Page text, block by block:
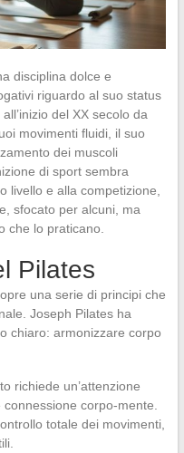
disciplina dolce e
riguardo al suo status
del XX secolo da
movimenti fluidi, il suo
dei muscoli
di sport sembra
livello e alla competizione,
sfocato per alcuni, ma
che lo praticano.
Pilates
una serie di principi che
Joseph Pilates ha
chiaro: armonizzare corpo
richiede un’attenzione
corpo-mente.
totale dei movimenti,